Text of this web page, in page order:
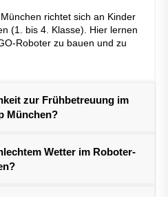
richtet sich an Kinder
(1. bis 4. Klasse). Hier lernen
Roboter zu bauen und zu
zur Frühbetreuung im
München?
Wetter im Roboter-